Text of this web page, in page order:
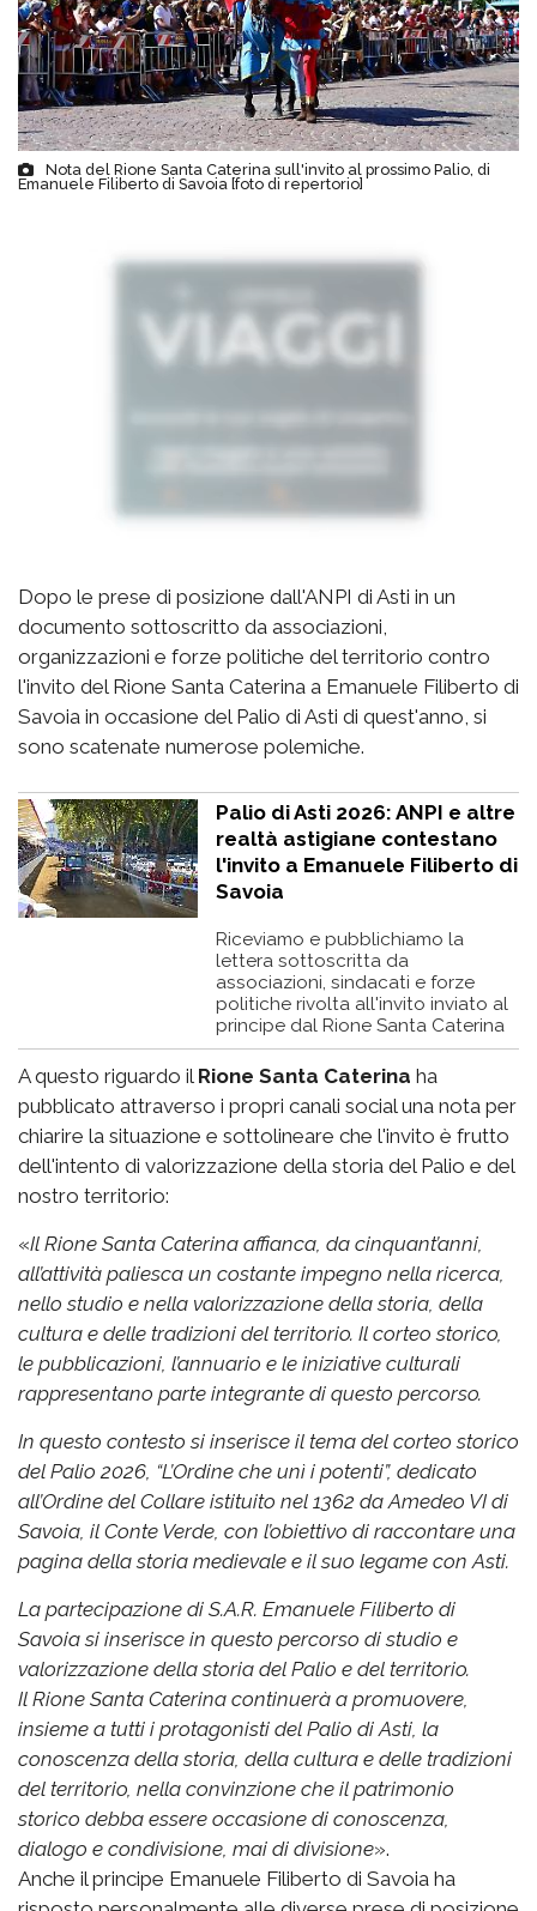
Nota del Rione Santa Caterina sull'invito al prossimo Palio, di
Emanuele Filiberto di Savoia [foto di repertorio]
Dopo le prese di posizione dall'ANPI di Asti in un
documento sottoscritto da associazioni,
organizzazioni e forze politiche del territorio contro
l'invito del Rione Santa Caterina a Emanuele Filiberto di
Savoia in occasione del Palio di Asti di quest'anno, si
sono scatenate numerose polemiche.
Palio di Asti 2026: ANPI e altre
realtà astigiane contestano
l'invito a Emanuele Filiberto di
Savoia
Riceviamo e pubblichiamo la
lettera sottoscritta da
associazioni, sindacati e forze
politiche rivolta all'invito inviato al
principe dal Rione Santa Caterina
A questo riguardo il Rione Santa Caterina ha
pubblicato attraverso i propri canali social una nota per
chiarire la situazione e sottolineare che l'invito è frutto
dell'intento di valorizzazione della storia del Palio e del
nostro territorio:
«Il Rione Santa Caterina affianca, da cinquant’anni,
all’attività paliesca un costante impegno nella ricerca,
nello studio e nella valorizzazione della storia, della
cultura e delle tradizioni del territorio. Il corteo storico,
le pubblicazioni, l’annuario e le iniziative culturali
rappresentano parte integrante di questo percorso.
In questo contesto si inserisce il tema del corteo storico
del Palio 2026, “L’Ordine che unì i potenti”, dedicato
all’Ordine del Collare istituito nel 1362 da Amedeo VI di
Savoia, il Conte Verde, con l’obiettivo di raccontare una
pagina della storia medievale e il suo legame con Asti.
La partecipazione di S.A.R. Emanuele Filiberto di
Savoia si inserisce in questo percorso di studio e
valorizzazione della storia del Palio e del territorio.
Il Rione Santa Caterina continuerà a promuovere,
insieme a tutti i protagonisti del Palio di Asti, la
conoscenza della storia, della cultura e delle tradizioni
del territorio, nella convinzione che il patrimonio
storico debba essere occasione di conoscenza,
dialogo e condivisione, mai di divisione».
Anche il principe Emanuele Filiberto di Savoia ha